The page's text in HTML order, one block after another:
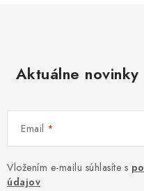
Aktuálne
Email
Vložením e-mailu súhlasíte s
údajov